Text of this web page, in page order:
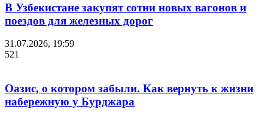
В Узбекистане закупят сотни новых вагонов и
поездов для железных дорог
31.07.2026, 19:59
521
Оазис, о котором забыли. Как вернуть к жизни
набережную у Бурджара